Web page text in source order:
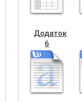
2022
рік
Додаток
6
Фінансовий
план
на
2022
рік